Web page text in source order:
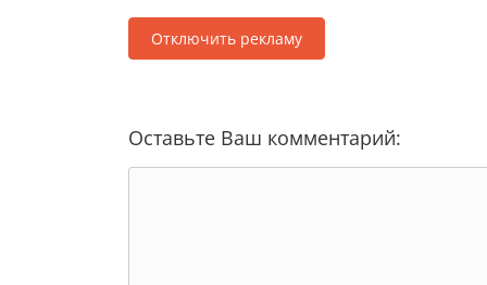
Отключить рекламу
Оставьте Ваш комментарий: